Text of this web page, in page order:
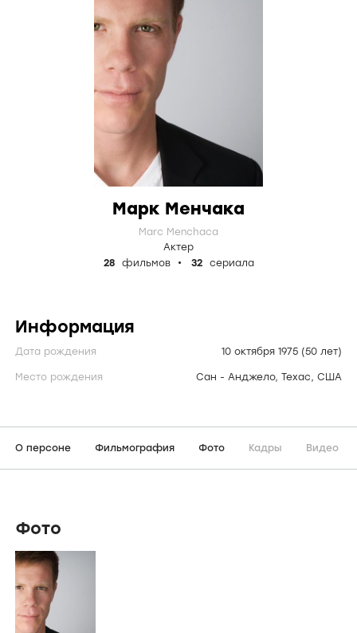
Марк Менчака
Marc Menchaca
Актер
28
фильмов 32 сериала
Информация
Дата рождения 10 октября 1975 (50 лет)
Место рождения Сан - Анджело, Техас, США
О персоне Фильмография Фото Кадры Видео
Фото